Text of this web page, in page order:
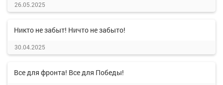
26.05.2025
Никто не забыт! Ничто не забыто!
30.04.2025
Все для фронта! Все для Победы!